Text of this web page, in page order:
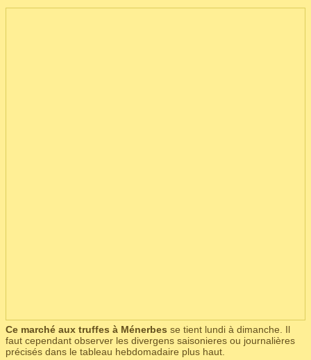
Ce marché aux truffes à Ménerbes se tient lundi à dimanche. Il
faut cependant observer les divergens saisonieres ou journalières
précisés dans le tableau hebdomadaire plus haut.